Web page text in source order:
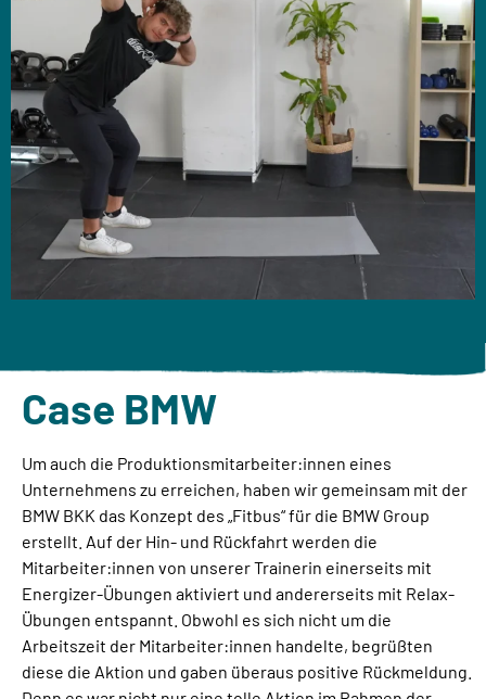
Case BMW
Um auch die Produktionsmitarbeiter:innen eines
Unternehmens zu erreichen, haben wir gemeinsam mit der
BMW BKK das Konzept des „Fitbus“ für die BMW Group
erstellt. Auf der Hin- und Rückfahrt werden die
Mitarbeiter:innen von unserer Trainerin einerseits mit
Energizer-Übungen aktiviert und andererseits mit Relax-
Übungen entspannt. Obwohl es sich nicht um die
Arbeitszeit der Mitarbeiter:innen handelte, begrüßten
diese die Aktion und gaben überaus positive Rückmeldung.